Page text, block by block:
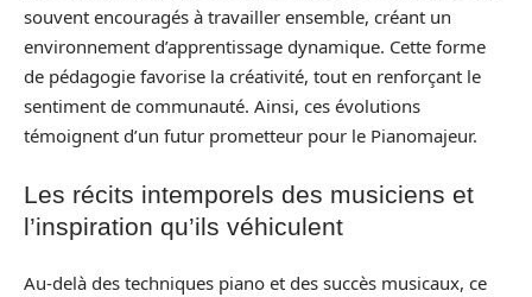
souvent encouragés à travailler ensemble, créant un
environnement d’apprentissage dynamique. Cette forme
de pédagogie favorise la créativité, tout en renforçant le
sentiment de communauté. Ainsi, ces évolutions
témoignent d’un futur prometteur pour le Pianomajeur.
Les récits intemporels des musiciens et
l’inspiration qu’ils véhiculent
Au-delà des techniques piano et des succès musicaux, ce